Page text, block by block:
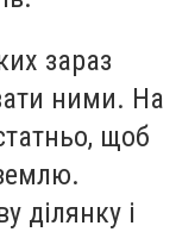
зараз
ними. На
щоб
ділянку і